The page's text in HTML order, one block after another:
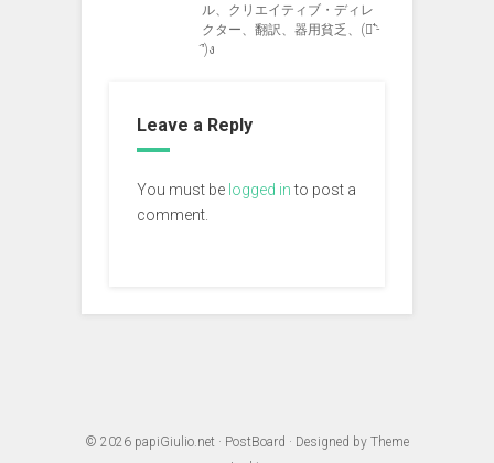
ル、クリエイティブ・ディレ
クター、翻訳、器用貧乏、(ง︡'-
'︠)ง
Leave a Reply
You must be logged into post a
comment.
© 2026 papiGiulio.net · PostBoard · Designed by Theme